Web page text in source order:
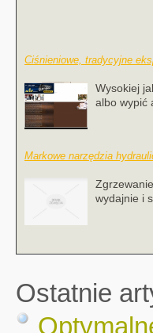
Ciśnieniowe, tradycyjne
Wysokiej
albo wypić
Markowe narzędzia
wydajnie i
Ostatnie